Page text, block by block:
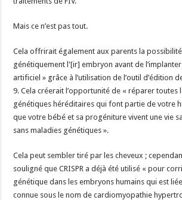
Mais ce n’est pas tout.
Cela offrirait également aux parents la
génétiquement l'[ir] embryon avant de l’implanter
artificiel » grâce à l’utilisation de l’outil d’édition
9. Cela créerait l’opportunité de « réparer toutes
génétiques héréditaires qui font partie de votre
que votre bébé et sa progéniture vivent une vie
sans maladies génétiques ».
Cela peut sembler tiré par les cheveux ;
souligné que CRISPR a déjà été utilisé « pour
génétique dans les embryons humains qui est
connue sous le nom de cardiomyopathie